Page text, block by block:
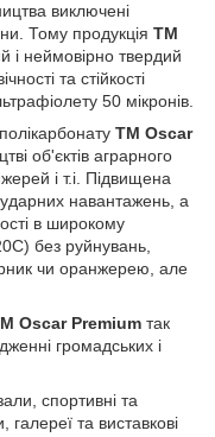
виключені
Тому продукція ТМ
і неймовірно твердий
та стійкості
50 мікронів.
ТМ Oscar
об'єктів аграрного
і т.і. Підвищена
ударних навантажень, а
в широкому
без руйнувань,
чи оранжерею, але
Oscar Premium так
громадських і
спортивні та
та виставкові